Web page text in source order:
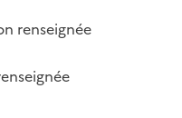
renseignée